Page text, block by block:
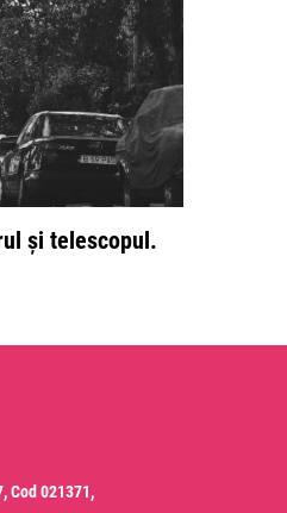
și telescopul.
Cod 021371,